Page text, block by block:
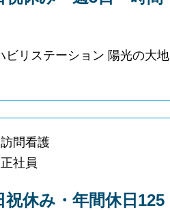
ビリステーション 陽光の大地
訪問看護
正社員
休み・年間休日125